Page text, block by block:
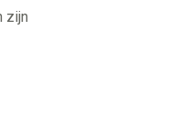
zijn